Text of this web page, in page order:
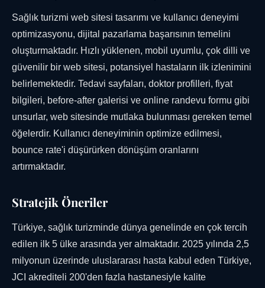
Sağlık turizmi web sitesi tasarımı ve kullanıcı deneyimi
optimizasyonu, dijital pazarlama başarısının temelini
oluşturmaktadır. Hızlı yüklenen, mobil uyumlu, çok dilli ve
güvenilir bir web sitesi, potansiyel hastaların ilk izlenimini
belirlemektedir. Tedavi sayfaları, doktor profilleri, fiyat
bilgileri, before-after galerisi ve online randevu formu gibi
unsurlar, web sitesinde mutlaka bulunması gereken temel
öğelerdir. Kullanıcı deneyiminin optimize edilmesi,
bounce rate'i düşürürken dönüşüm oranlarını
artırmaktadır.
Stratejik Öneriler
Türkiye, sağlık turizminde dünya genelinde en çok tercih
edilen ilk 5 ülke arasında yer almaktadır. 2025 yılında 2,5
milyonun üzerinde uluslararası hasta kabul eden Türkiye,
JCI akrediteli 200'den fazla hastanesiyle kalite